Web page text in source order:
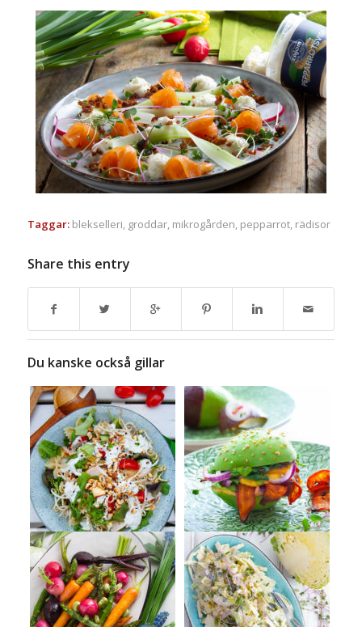
Taggar: blekselleri, groddar, mikrogården, pepparrot, rädisor
Share this entry
Du kanske också gillar